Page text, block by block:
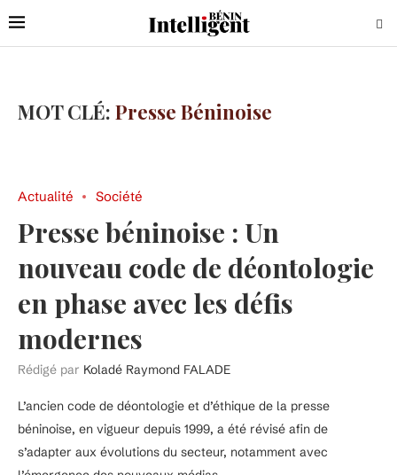
MOT CLÉ: Presse Béninoise
Actualité Société
Presse béninoise : Un
nouveau code de déontologie
en phase avec les défis
modernes
Rédigé par Koladé Raymond FALADE
L’ancien code de déontologie et d’éthique de la presse
béninoise, en vigueur depuis 1999, a été révisé afin de
s’adapter aux évolutions du secteur, notamment avec